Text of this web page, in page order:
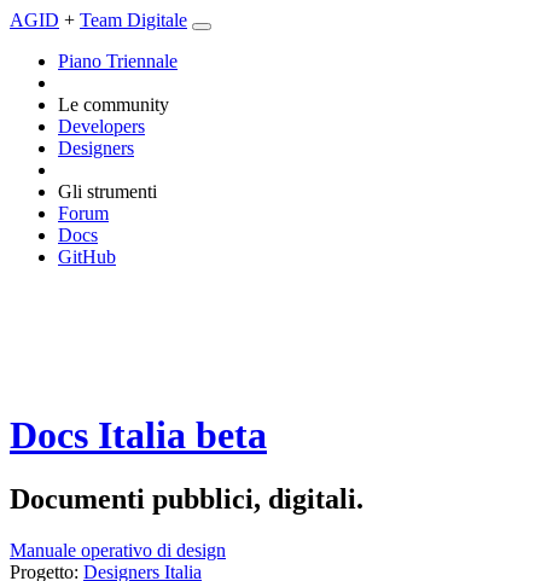
AGID + Team Digitale
Piano Triennale
Le community
Developers
Designers
Gli strumenti
Forum
Docs
GitHub
Docs Italia beta
Documenti pubblici, digitali.
Manuale operativo di design
Progetto: Designers Italia